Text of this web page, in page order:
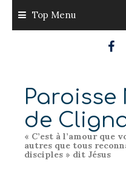
content
Top Menu
Paroisse
de
« C’est à l’amour que
autres que tous
disciples » dit Jésus